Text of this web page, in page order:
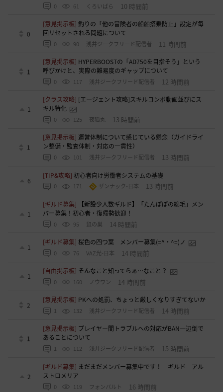
0 61 くろいばら 10 時間前
0
[意見掲示板]釣りの「他の冒険者の船舶搭乗防止」設定が毎
回リセットされる問題について
0 90 浅井ジークフリード配信者 11 時間前
1
[意見掲示板] HYPERBOOSTの「AD750を目指そう」という
呼びかけと、実際の難易度のギャップについて
0 117 浅井ジークフリード配信者 12 時間前
1
[クラス攻略] [エージェント攻略]スキルコンボ動画並びにス
キル特化
0 125 夜狐丸 13 時間前
1
[意見掲示板]運営体制について感じている懸念（ガイドライ
ン整備・監査体制・対応の一貫性）
0 101 浅井ジークフリード配信者 13 時間前
6
[TIP&攻略]初心者向け労働者システムの基礎
0 171 ザンナック-日本 13 時間前
1
[ギルド募集]
【新設少人数ギルド】「たんぽぽの綿毛」メン
バー募集！初心者・復帰勢歓迎！
0 95 鼠の巣 14 時間前
1
[ギルド募集]桜色の四つ葉 メンバー募集(=^・^=)ノ
0 76 VAZ光-日本 14 時間前
1
[自由掲示板] そんなこと知ってらぁ…なこと？
0 160 ノウワン 14 時間前
2
[意見掲示板] PKへの処罰、ちょっと厳しくなりすぎてないか
1 132 浅井ジークフリード配信者 14 時間前
1
[意見掲示板] プレイヤー間トラブルへの対応がBAN一辺倒で
あることについて
1 112 浅井ジークフリード配信者 15 時間前
2
[ギルド募集] まだまだメンバー募集中です！ ギルド アル
ストロメリア
0 119 フォンバルト 16 時間前